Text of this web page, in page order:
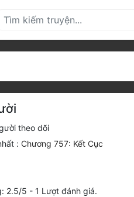
theo dõi
:Chương 757: Kết Cục
2.5/5 - 1 Lượt đánh giá.